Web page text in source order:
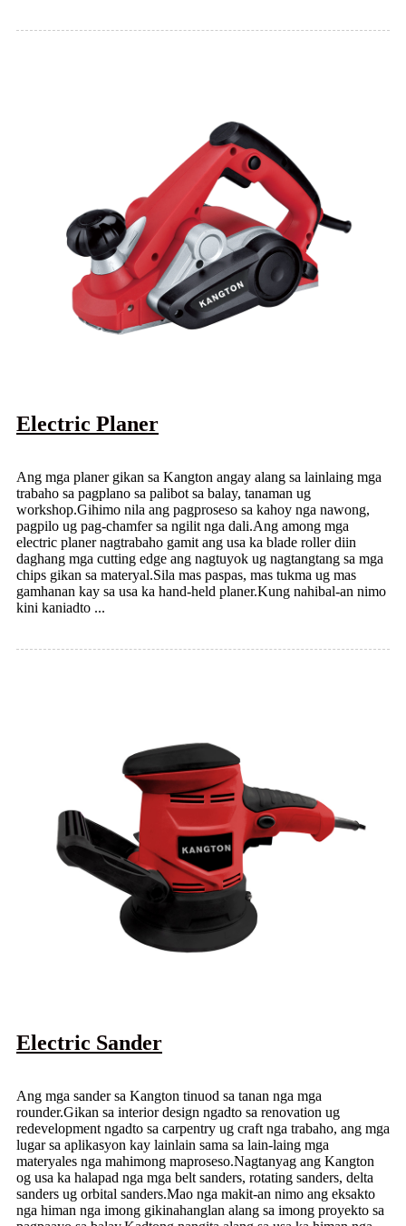
Electric Planer
Ang mga planer gikan sa Kangton angay alang sa lainlaing mga
trabaho sa pagplano sa palibot sa balay, tanaman ug
workshop.Gihimo nila ang pagproseso sa kahoy nga nawong,
pagpilo ug pag-chamfer sa ngilit nga dali.Ang among mga
electric planer nagtrabaho gamit ang usa ka blade roller diin
daghang mga cutting edge ang nagtuyok ug nagtangtang sa mga
chips gikan sa materyal.Sila mas paspas, mas tukma ug mas
gamhanan kay sa usa ka hand-held planer.Kung nahibal-an nimo
kini kaniadto ...
Electric Sander
Ang mga sander sa Kangton tinuod sa tanan nga mga
rounder.Gikan sa interior design ngadto sa renovation ug
redevelopment ngadto sa carpentry ug craft nga trabaho, ang mga
lugar sa aplikasyon kay lainlain sama sa lain-laing mga
materyales nga mahimong maproseso.Nagtanyag ang Kangton
og usa ka halapad nga mga belt sanders, rotating sanders, delta
sanders ug orbital sanders.Mao nga makit-an nimo ang eksakto
nga himan nga imong gikinahanglan alang sa imong proyekto sa